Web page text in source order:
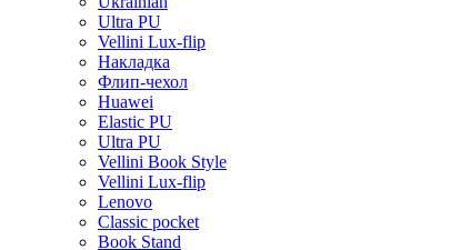
Ultra PU
Vellini Lux-flip
Накладка
Флип-чехол
Huawei
Elastic PU
Ultra PU
Vellini Book Style
Vellini Lux-flip
Lenovo
Classic pocket
Book Stand